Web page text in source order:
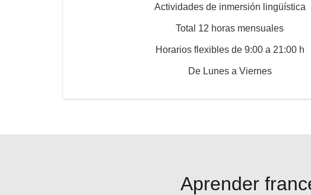
Actividades de inmersión lingüística
Total 12 horas mensuales
Horarios flexibles de 9:00 a 21:00 h
De Lunes a Viernes
Aprender